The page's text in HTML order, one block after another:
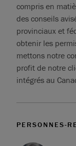
compris en
des conseils
provinciaux et
obtenir les
mettons notre
profit de notre
intégrés au
PERSONNES-